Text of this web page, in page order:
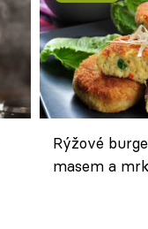
Rýžové
masem a